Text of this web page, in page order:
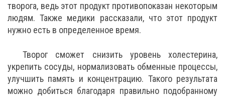
творога, ведь этот продукт противопоказан некоторым
людям. Также медики рассказали, что этот продукт
нужно есть в определенное время.
Творог сможет снизить уровень холестерина,
укрепить сосуды, нормализовать обменные процессы,
улучшить память и концентрацию. Такого результата
можно добиться благодаря правильно подобранному